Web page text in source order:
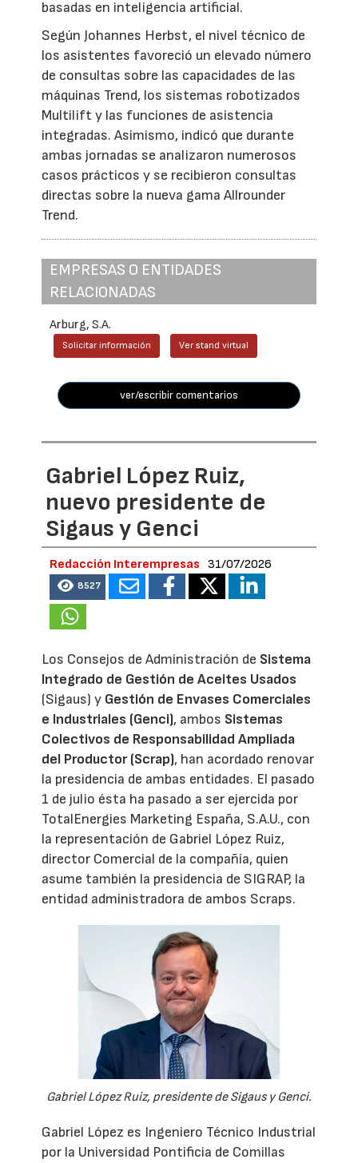
basadas en inteligencia artificial.
Según Johannes Herbst, el nivel técnico de
los asistentes favoreció un elevado número
de consultas sobre las capacidades de las
máquinas Trend, los sistemas robotizados
Multilift y las funciones de asistencia
integradas. Asimismo, indicó que durante
ambas jornadas se analizaron numerosos
casos prácticos y se recibieron consultas
directas sobre la nueva gama Allrounder
Trend.
EMPRESAS O ENTIDADES
RELACIONADAS
Arburg, S.A.
Solicitar información Ver stand virtual
ver/escribir comentarios
Gabriel López Ruiz,
nuevo presidente de
Sigaus y Genci
Redacción Interempresas 31/07/2026
8527
Los Consejos de Administración de Sistema
Integrado de Gestión de Aceites Usados
(Sigaus) y Gestión de Envases Comerciales
e Industriales (Genci), ambos Sistemas
Colectivos de Responsabilidad Ampliada
del Productor (Scrap), han acordado renovar
la presidencia de ambas entidades. El pasado
1 de julio ésta ha pasado a ser ejercida por
TotalEnergies Marketing España, S.A.U., con
la representación de Gabriel López Ruiz,
director Comercial de la compañía, quien
asume también la presidencia de SIGRAP, la
entidad administradora de ambos Scraps.
Gabriel López Ruiz, presidente de Sigaus y Genci.
Gabriel López es Ingeniero Técnico Industrial
por la Universidad Pontificia de Comillas